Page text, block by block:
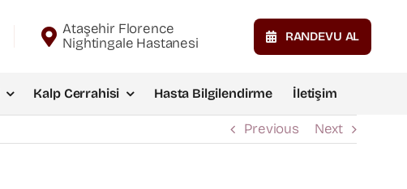
Ataşehir Florence
Nightingale Hastanesi
RANDEVU AL
Kalp Cerrahisi Hasta Bilgilendirme İletişim
Previous Next